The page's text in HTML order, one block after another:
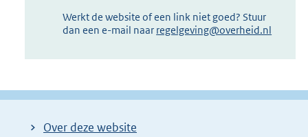
Werkt de website of een link niet goed? Stuur
dan een e-mail naar regelgeving@overheid.nl
Over deze website